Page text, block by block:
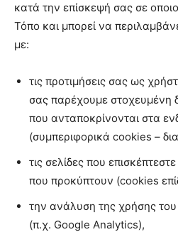
κατά την επίσκεψή σας σε
Τόπο και μπορεί να
με:
τις προτιμήσεις σας ως
σας παρέχουμε στοχευμένη
που ανταποκρίνονται στα
(συμπεριφορικά cookies –
τις σελίδες που
που προκύπτουν (cookies
την ανάλυση της χρήσης
(π.χ. Google Analytics),